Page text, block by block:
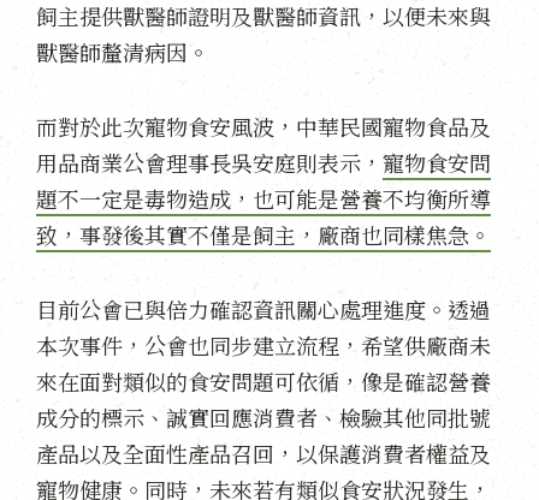
飼主提供獸醫師證明及獸醫師資訊，以便未來與
獸醫師釐清病因。
而對於此次寵物食安風波，中華民國寵物食品及
用品商業公會理事長吳安庭則表示， 寵物食安問
題不一定是毒物造成，也可能是營養不均衡所導
致，事發後其實不僅是飼主，廠商也同樣焦急。
目前公會已與倍力確認資訊關心處理進度。透過
本次事件，公會也同步建立流程，希望供廠商未
來在面對類似的食安問題可依循，像是確認營養
成分的標示、誠實回應消費者、檢驗其他同批號
產品以及全面性產品召回，以保護消費者權益及
寵物健康。同時，未來若有類似食安狀況發生，